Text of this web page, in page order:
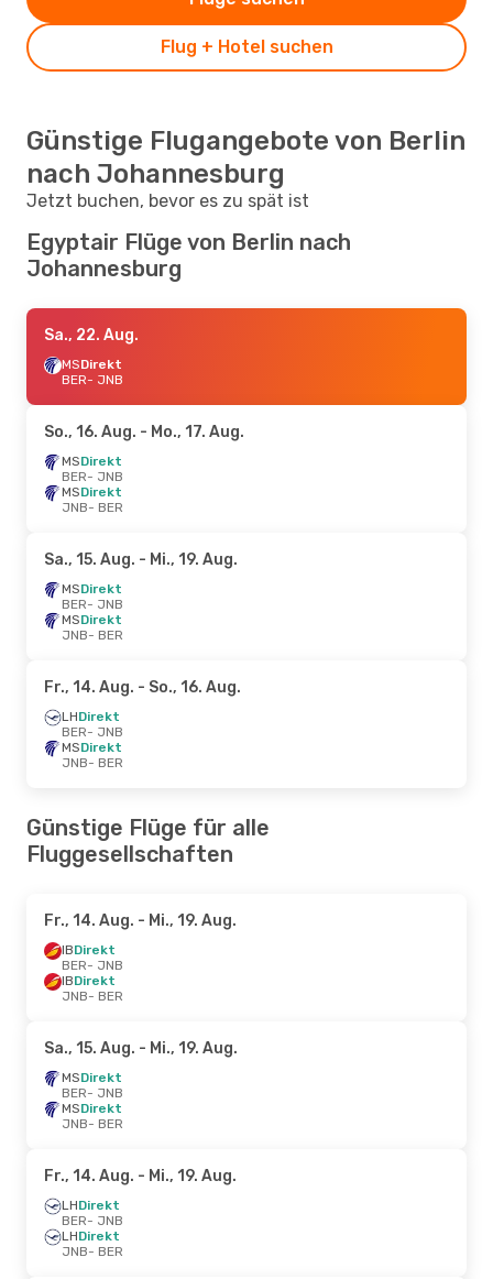
Flug + Hotel suchen
Günstige Flugangebote von Berlin
nach Johannesburg
Jetzt buchen, bevor es zu spät ist
Egyptair Flüge von Berlin nach
Johannesburg
Sa., 22. Aug.
MSDirekt
BER- JNB
So., 16. Aug. - Mo., 17. Aug.
MSDirekt
BER- JNB
MSDirekt
JNB- BER
Sa., 15. Aug. - Mi., 19. Aug.
MSDirekt
BER- JNB
MSDirekt
JNB- BER
Fr., 14. Aug. - So., 16. Aug.
LHDirekt
BER- JNB
MSDirekt
JNB- BER
Günstige Flüge für alle
Fluggesellschaften
Fr., 14. Aug. - Mi., 19. Aug.
IBDirekt
BER- JNB
IBDirekt
JNB- BER
Sa., 15. Aug. - Mi., 19. Aug.
MSDirekt
BER- JNB
MSDirekt
JNB- BER
Fr., 14. Aug. - Mi., 19. Aug.
LHDirekt
BER- JNB
LHDirekt
JNB- BER